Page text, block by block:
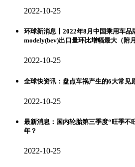
2022-10-25
环球新消息丨2022年8月中国乘用车
modely(bev)出口量环比增幅最大（附
2022-10-25
全球快资讯：盘点车祸产生的6大常见
2022-10-25
最新消息：国内轮胎第三季度“旺季不
年？
2022-10-25